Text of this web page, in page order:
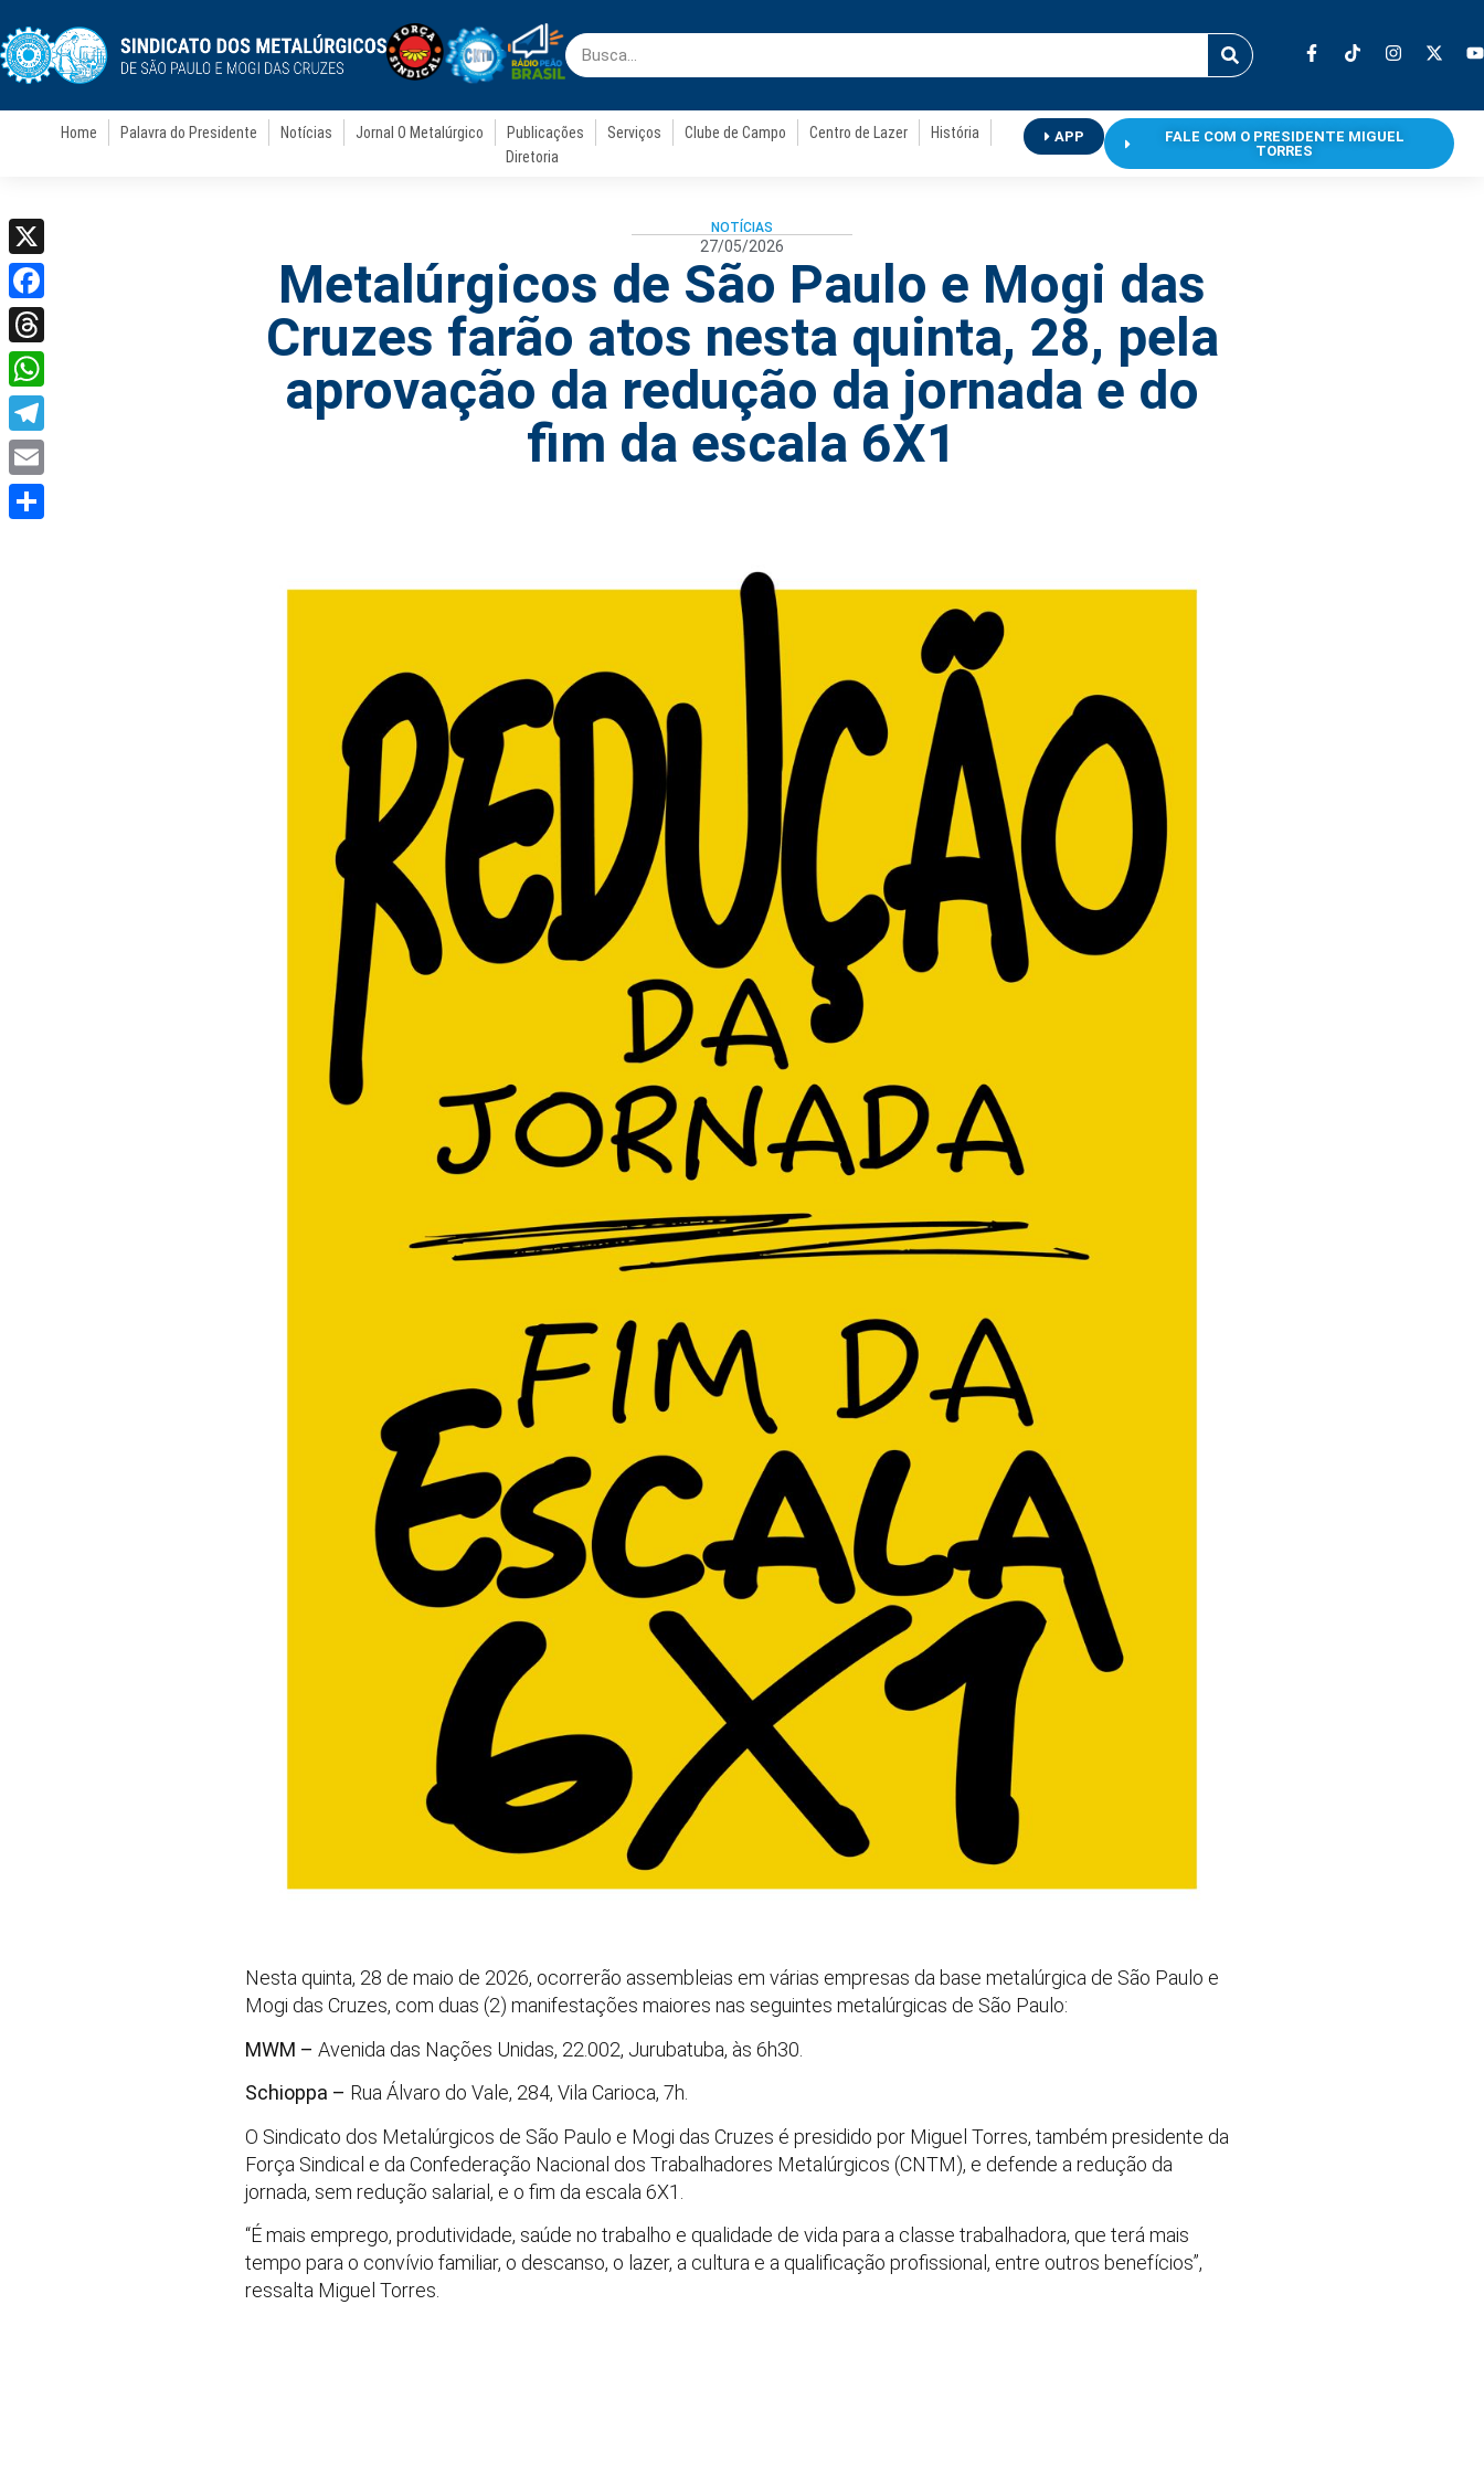
Home Palavra do Presidente Notícias Jornal O Metalúrgico Publicações Serviços Clube de Campo Centro de Lazer
História
Diretoria
APP
FALE COM O PRESIDENTE MIGUEL
TORRES
NOTÍCIAS
27/05/2026
Metalúrgicos de São Paulo e Mogi das
Cruzes farão atos nesta quinta, 28, pela
aprovação da redução da jornada e do
fim da escala 6X1
Nesta quinta, 28 de maio de 2026, ocorrerão assembleias em várias empresas da base metalúrgica de São Paulo e
Mogi das Cruzes, com duas (2) manifestações maiores nas seguintes metalúrgicas de São Paulo:
MWM – Avenida das Nações Unidas, 22.002, Jurubatuba, às 6h30.
Schioppa – Rua Álvaro do Vale, 284, Vila Carioca, 7h.
O Sindicato dos Metalúrgicos de São Paulo e Mogi das Cruzes é presidido por Miguel Torres, também presidente da
Força Sindical e da Confederação Nacional dos Trabalhadores Metalúrgicos (CNTM), e defende a redução da
jornada, sem redução salarial, e o fim da escala 6X1.
“É mais emprego, produtividade, saúde no trabalho e qualidade de vida para a classe trabalhadora, que terá mais
tempo para o convívio familiar, o descanso, o lazer, a cultura e a qualificação profissional, entre outros benefícios”,
ressalta Miguel Torres.
X
Facebook
Threads
WhatsApp
Telegram
Email